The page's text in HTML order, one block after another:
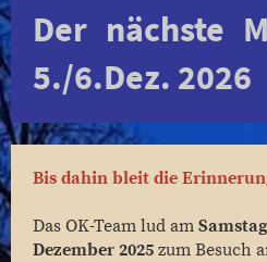
Der nächste
5./6.Dez. 2026
Bis dahin bleit die
Das OK-Team lud am
Dezember 2025 zum Besuch